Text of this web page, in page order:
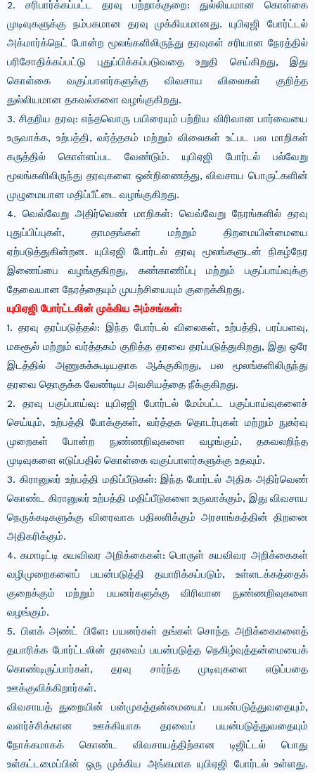
2. சரிபார்க்கப்பட்ட தரவு பற்றாக்குறை: துல்லியமான கொள்கை
முடிவுகளுக்கு நம்பகமான தரவு முக்கியமானது. யுபிஏஜி போர்ட்டல்
அக்மார்க்நெட் போன்ற மூலங்களிலிருந்து தரவுகள் சரியான நேரத்தில்
பரிசோதிக்கப்பட்டு புதுப்பிக்கப்படுவதை உறுதி செய்கிறது, இது
கொள்கை வகுப்பாளர்களுக்கு விவசாய விலைகள் குறித்த
துல்லியமான தகவல்களை வழங்குகிறது.
3. சிதறிய தரவு: எந்தவொரு பயிரையும் பற்றிய விரிவான பார்வையை
உருவாக்க, உற்பத்தி, வர்த்தகம் மற்றும் விலைகள் உட்பட பல மாறிகள்
கருத்தில் கொள்ளப்பட வேண்டும். யுபிஏஜி போர்டல் பல்வேறு
மூலங்களிலிருந்து தரவுகளை ஒன்றிணைத்து, விவசாய பொருட்களின்
முழுமையான மதிப்பீட்டை வழங்குகிறது.
4. வெவ்வேறு அதிர்வெண் மாறிகள்: வெவ்வேறு நேரங்களில் தரவு
புதுப்பிப்புகள், தாமதங்கள் மற்றும் திறமையின்மையை
ஏற்படுத்துகின்றன. யுபிஏஜி போர்டல் தரவு மூலங்களுடன் நிகழ்நேர
இணைப்பை வழங்குகிறது, கண்காணிப்பு மற்றும் பகுப்பாய்வுக்கு
தேவையான நேரத்தையும் முயற்சியையும் குறைக்கிறது.
யுபிஏஜி போர்ட்டலின் முக்கிய அம்சங்கள்:
1. தரவு தரப்படுத்தல்: இந்த போர்டல் விலைகள், உற்பத்தி, பரப்பளவு,
மகசூல் மற்றும் வர்த்தகம் குறித்த தரவை தரப்படுத்துகிறது, இது ஒரே
இடத்தில் அணுகக்கூடியதாக ஆக்குகிறது, பல மூலங்களிலிருந்து
தரவை தொகுக்க வேண்டிய அவசியத்தை நீக்குகிறது.
2. தரவு பகுப்பாய்வு: யுபிஏஜி போர்டல் மேம்பட்ட பகுப்பாய்வுகளைச்
செய்யும், உற்பத்தி போக்குகள், வர்த்தக தொடர்புகள் மற்றும் நுகர்வு
முறைகள் போன்ற நுண்ணறிவுகளை வழங்கும், தகவலறிந்த
முடிவுகளை எடுப்பதில் கொள்கை வகுப்பாளர்களுக்கு உதவும்.
3. கிரானுலர் உற்பத்தி மதிப்பீடுகள்: இந்த போர்டல் அதிக அதிர்வெண்
கொண்ட கிரானுலர் உற்பத்தி மதிப்பீடுகளை உருவாக்கும், இது விவசாய
நெருக்கடிகளுக்கு விரைவாக பதிலளிக்கும் அரசாங்கத்தின் திறனை
அதிகரிக்கும்.
4. கமாடிட்டி சுயவிவர அறிக்கைகள்: பொருள் சுயவிவர அறிக்கைகள்
வழிமுறைகளைப் பயன்படுத்தி தயாரிக்கப்படும், உள்ளடக்கத்தைக்
குறைக்கும் மற்றும் பயனர்களுக்கு விரிவான நுண்ணறிவுகளை
வழங்கும்.
5. பிளக் அண்ட் பிளே: பயனர்கள் தங்கள் சொந்த அறிக்கைகளைத்
தயாரிக்க போர்ட்டலின் தரவைப் பயன்படுத்த நெகிழ்வுத்தன்மையைக்
கொண்டிருப்பார்கள், தரவு சார்ந்த முடிவுகளை எடுப்பதை
ஊக்குவிக்கிறார்கள்.
விவசாயத் துறையின் பன்முகத்தன்மையைப் பயன்படுத்துவதையும்,
வளர்ச்சிக்கான ஊக்கியாக தரவைப் பயன்படுத்துவதையும்
நோக்கமாகக் கொண்ட விவசாயத்திற்கான டிஜிட்டல் பொது
உள்கட்டமைப்பின் ஒரு முக்கிய அங்கமாக யுபிஏஜி போர்டல் உள்ளது.